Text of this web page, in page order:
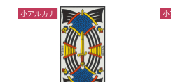
小アルカナ 小